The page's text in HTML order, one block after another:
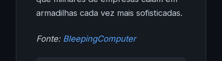
armadilhas cada vez mais sofisticadas.
Fonte: BleepingComputer